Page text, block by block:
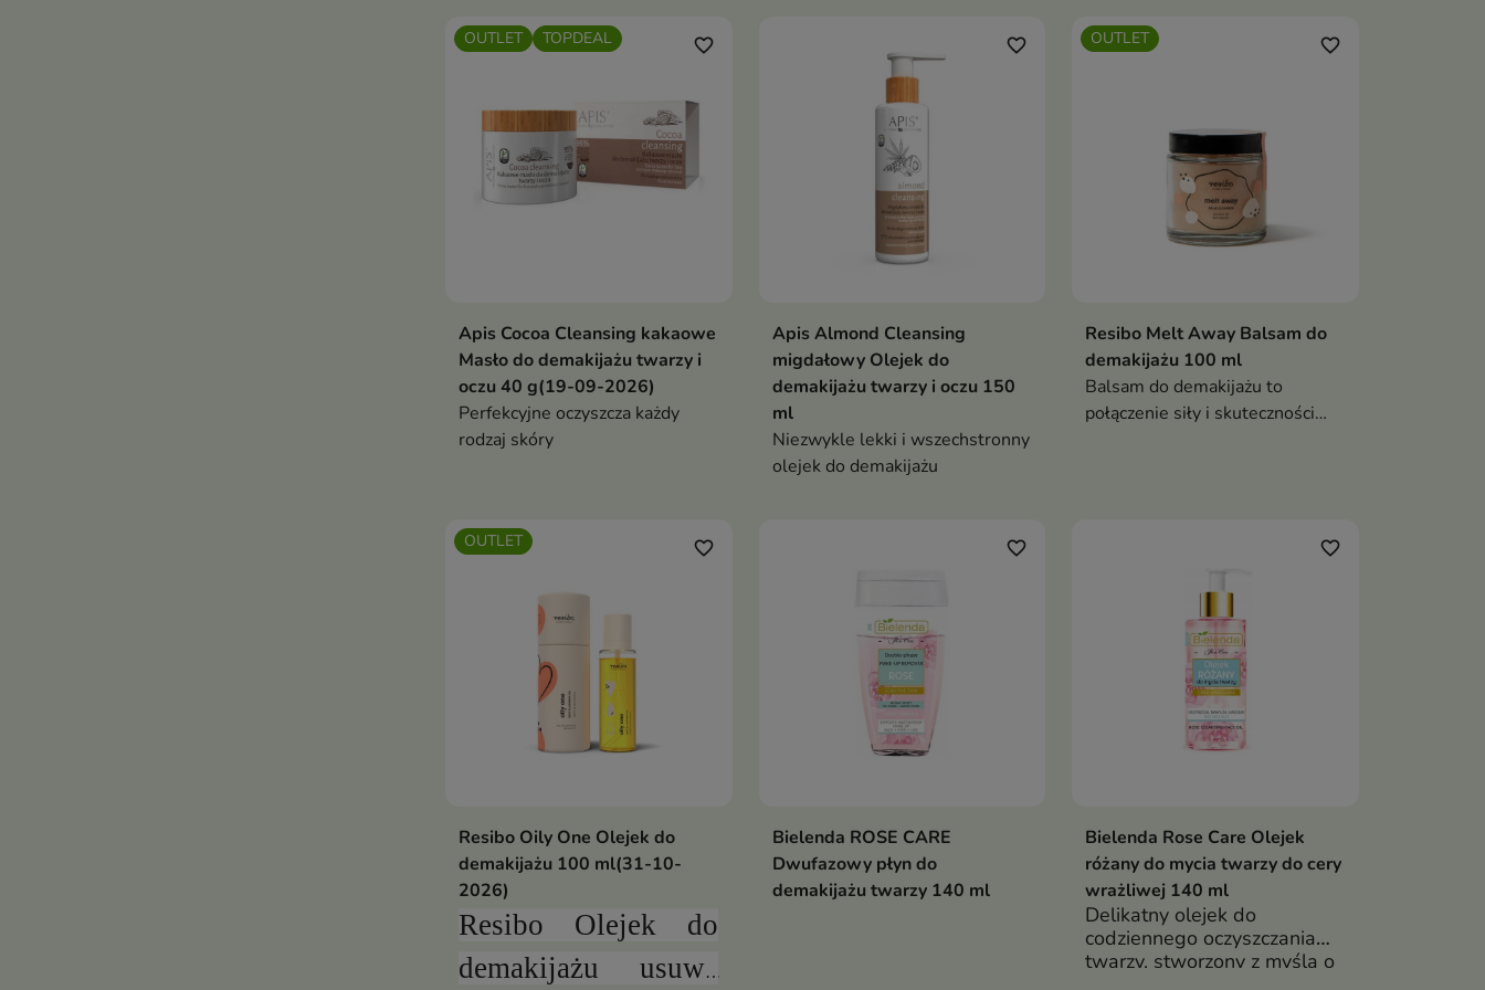
OUTLET TOPDEAL favorite_border
Apis Cocoa Cleansing kakaowe
Masło do demakijażu twarzy i
oczu 40 g(19-09-2026)
Perfekcyjne oczyszcza każdy
rodzaj skóry
favorite_border
Apis Almond Cleansing
migdałowy Olejek do
demakijażu twarzy i oczu 150
ml
Niezwykle lekki i wszechstronny
olejek do demakijażu
OUTLET favorite_border
Resibo Melt Away Balsam do
demakijażu 100 ml
Balsam do demakijażu to
połączenie siły i skuteczności
OUTLET favorite_border
Resibo Oily One Olejek do
demakijażu 100 ml(31-10-
2026)
Resibo Olejek do
demakijażu usuwa
favorite_border
Bielenda ROSE CARE
Dwufazowy płyn do
demakijażu twarzy 140 ml
favorite_border
Bielenda Rose Care Olejek
różany do mycia twarzy do cery
wrażliwej 140 ml
Delikatny olejek do
codziennego oczyszczania
twarzy, stworzony z myślą o